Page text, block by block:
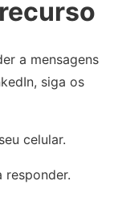
a mensagens
siga os
celular.
responder.